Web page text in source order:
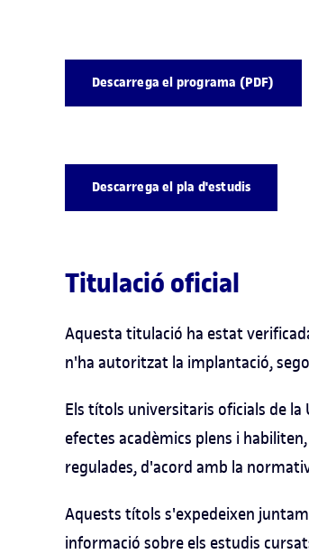
Descarrega el programa (PDF)
Descarrega el pla d'estudis
Titulació oficial
Aquesta titulació ha estat
n'ha autoritzat la implantació,
Els títols universitaris oficials de
efectes acadèmics plens i
regulades, d'acord amb la
Aquests títols s'expedeixen
informació sobre els estudis